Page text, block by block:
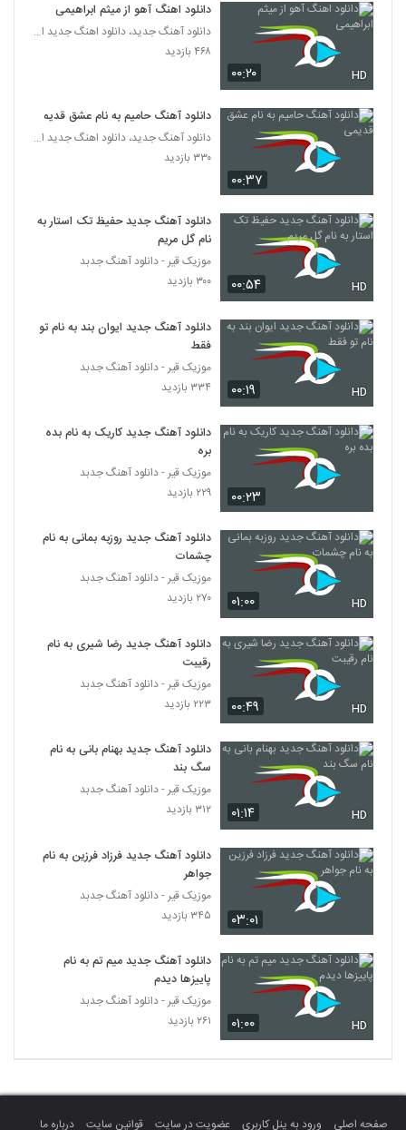
دانلود آهنگ جدید و زیبای مهدی نکوئیان با نام
قطعه ی پایانی (یلدا)
375
موزیک زیبای اولین عشق از امید صبری
Babak Mafi Shayad Oonam
۳۸۹ بازدید
دانلود آهنگ متین جعفرزاده چه حال قشنگی
378
آهنگ امیر سینکی بنام بابام لره
۵۳۵ بازدید
دانلود آهنگ سی و چند سال از افشین آذری
۸۷۹ بازدید
آهنگ میلاد معروف بنام غرور لعنتی
381
Ferdowsi Roya)
آهنگ تراختور از محمد بدر(پاپ)
۶۵۸ بازدید
موزیک زیبای بغض از سعید موسوی
384 نام یکی هست
385
دانلود آهنگ مسعود فروزانفر آرزو
۴۰۶ بازدید
Behrooz Ojaghi Intizar
387
دانلود آهنگ ای یار از بهرام واحدی
۷۹۲ بازدید
رضا صادقی آهنگ آره یا نه
۹۳۹ بازدید
389
آهنگ شب لعنتی از مبین رضازاده(پاپ)
۰۰:۲۰ HD
دانلود اهنگ آهو از میثم ابراهیمی
دانلود آهنگ جدید، دانلود اهنگ جدید ایرانی
۴۶۸ بازدید
۰۰:۳۷
دانلود آهنگ حامیم به نام عشق قدیمی
دانلود آهنگ جدید، دانلود اهنگ جدید ایرانی
۳۳۰ بازدید
۰۰:۵۴ HD
دانلود آهنگ جدید حفیظ تک استار به
نام گل مریم
موزیک قیر - دانلود آهنگ جدبد
۳۰۰ بازدید
۰۰:۱۹ HD
دانلود آهنگ جدید ایوان بند به نام تو
فقط
موزیک قیر - دانلود آهنگ جدبد
۳۳۴ بازدید
۰۰:۲۳
دانلود آهنگ جدید کاریک به نام بده
بره
موزیک قیر - دانلود آهنگ جدبد
۲۲۹ بازدید
۰۱:۰۰ HD
دانلود آهنگ جدید روزبه بمانی به نام
چشمات
موزیک قیر - دانلود آهنگ جدبد
۲۷۰ بازدید
۰۰:۴۹ HD
دانلود آهنگ جدید رضا شیری به نام
رقیبت
موزیک قیر - دانلود آهنگ جدبد
۲۲۳ بازدید
۰۱:۱۴ HD
دانلود آهنگ جدید بهنام بانی به نام
سگ بند
موزیک قیر - دانلود آهنگ جدبد
۳۱۲ بازدید
۰۳:۰۱
دانلود آهنگ جدید فرزاد فرزین به نام
جواهر
موزیک قیر - دانلود آهنگ جدبد
۳۴۵ بازدید
۰۱:۰۰ HD
دانلود آهنگ جدید میم تم به نام
پاییزها دیدم
موزیک قیر - دانلود آهنگ جدبد
۲۶۱ بازدید
صفحه اصلی ورود به پنل کاربری عضویت در سایت قوانین سایت درباره ما